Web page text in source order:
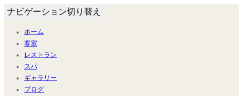
ナビゲーション切り替え
ホーム
客室
レストラン
スパ
ギャラリー
ブログ